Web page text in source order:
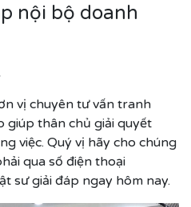
nội bộ doanh
vị chuyên tư vấn tranh
giúp thân chủ giải quyết
việc. Quý vị hãy cho chúng
qua số điện thoại
sư giải đáp ngay hôm nay.